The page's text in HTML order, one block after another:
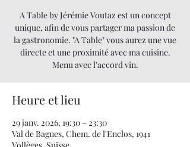
A Table by Jérémie Voutaz est un concept
unique, afin de vous partager ma passion de
la gastronomie. "A Table" vous aurez une vue
directe et une proximité avec ma cuisine.
Menu avec l'accord vin.
Heure et lieu
29 janv. 2026, 19:30 – 23:30
Val de Bagnes, Chem. de l'Enclos, 1941